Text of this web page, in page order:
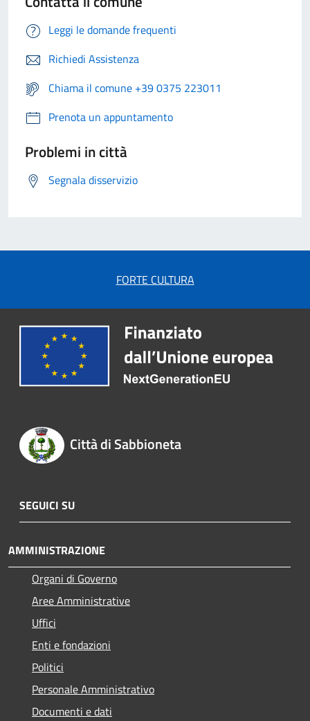
Leggi le domande frequenti
Richiedi Assistenza
Chiama il comune +39 0375 223011
Prenota un appuntamento
Problemi in città
Segnala disservizio
FORTE CULTURA
Città di Sabbioneta
SEGUICI SU
AMMINISTRAZIONE
Organi di Governo
Aree Amministrative
Uffici
Enti e fondazioni
Politici
Personale Amministrativo
Documenti e dati